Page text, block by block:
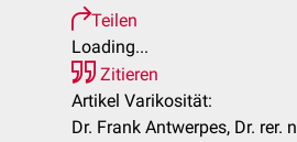
Teilen
Loading...
Zitieren
Artikel Varikosität:
Dr. Frank Antwerpes, Dr. rer.